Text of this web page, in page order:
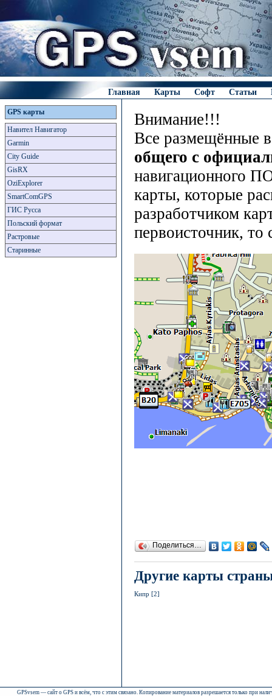
Главная Карты Софт Статьи
GPS карты
Навител Навигатор
Garmin
City Guide
GisRX
OziExplorer
SmartComGPS
ГИС Русса
Польский формат
Растровые
Старинные
Внимание!!!
Все размещённые
общего с
навигационного
карты, которые
разработчиком
первоисточник,
Поделиться…
Другие карты
Кипр [2]
GPSvsem — сайт о GPS и всём, что с этим связано. Копирование материалов разрешается только при